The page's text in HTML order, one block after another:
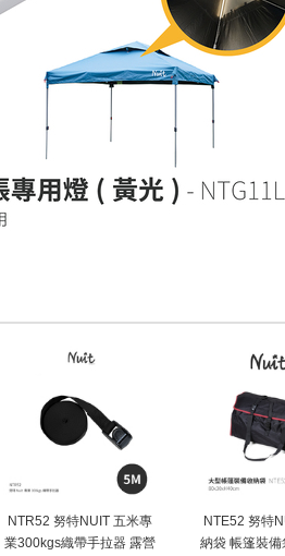
NTR52 努特NUIT 五米專
業300kgs織帶手拉器 露營
NTE52 努特
納袋 帳篷裝